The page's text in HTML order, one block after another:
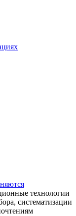
технологии
систематизации